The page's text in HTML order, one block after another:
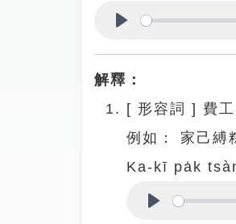
解釋：
[ 形容詞 ] 費
例如：
家己縛
Ka-kī pa̍k